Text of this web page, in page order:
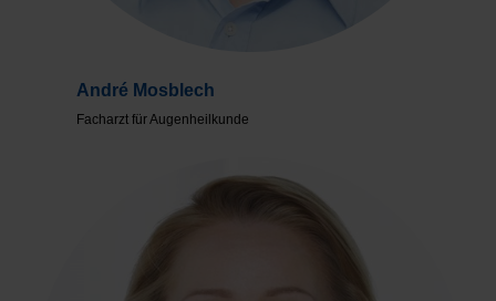
André Mosblech
Facharzt für Augenheilkunde